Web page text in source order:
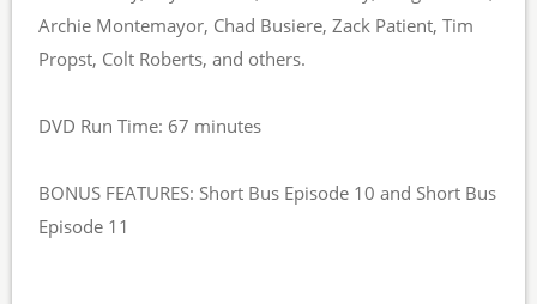
Archie Montemayor, Chad Busiere, Zack Patient, Tim
Propst, Colt Roberts, and others.
DVD Run Time: 67 minutes
BONUS FEATURES: Short Bus Episode 10 and Short Bus
Episode 11